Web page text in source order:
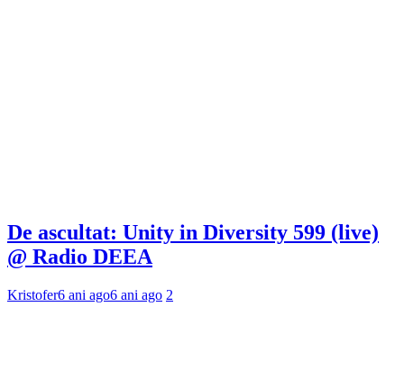
De ascultat: Unity in Diversity 599 (live)
@ Radio DEEA
Kristofer6 ani ago6 ani ago 2